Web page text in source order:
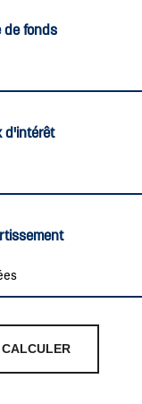
de fonds
d'intérêt